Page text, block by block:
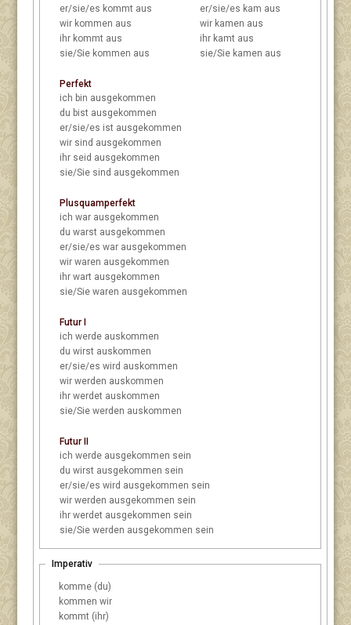
er/sie/es kommt aus
wir kommen aus
ihr kommt aus
sie/Sie kommen aus
er/sie/es kam aus
wir kamen aus
ihr kamt aus
sie/Sie kamen aus
Perfekt
ich bin ausgekommen
du bist ausgekommen
er/sie/es ist ausgekommen
wir sind ausgekommen
ihr seid ausgekommen
sie/Sie sind ausgekommen
Plusquamperfekt
ich war ausgekommen
du warst ausgekommen
er/sie/es war ausgekommen
wir waren ausgekommen
ihr wart ausgekommen
sie/Sie waren ausgekommen
Futur I
ich werde auskommen
du wirst auskommen
er/sie/es wird auskommen
wir werden auskommen
ihr werdet auskommen
sie/Sie werden auskommen
Futur II
ich werde ausgekommen sein
du wirst ausgekommen sein
er/sie/es wird ausgekommen sein
wir werden ausgekommen sein
ihr werdet ausgekommen sein
sie/Sie werden ausgekommen sein
Imperativ
komme (du)
kommen wir
kommt (ihr)